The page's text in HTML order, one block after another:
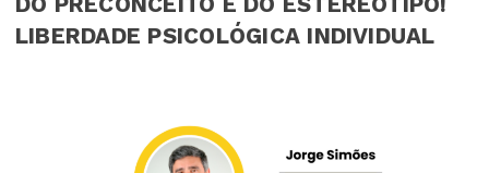
LIBERDADE PSICOLÓGICA INDIVIDUAL